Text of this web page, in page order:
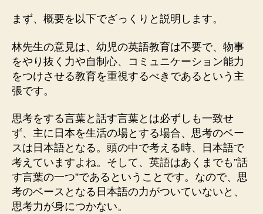
まず、概要を以下でざっくりと説明します。
林先生の意見は、幼児の英語教育は不要で、物事
をやり抜く力や自制心、コミュニケーション能力
をつけさせる教育を重視するべきであるという主
張です。
思考をする言葉と話す言葉とは必ずしも一致せ
ず、主に日本を生活の場とする場合、思考のベー
スは日本語となる。頭の中で考える時、日本語で
考えていますよね。そして、英語はあくまでも”話
す言葉の一つ”であるということです。なので、思
考のベースとなる日本語の力がついていないと、
思考力が身につかない。